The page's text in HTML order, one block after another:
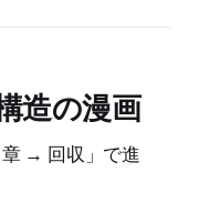
造の漫画
→ 回収」で進